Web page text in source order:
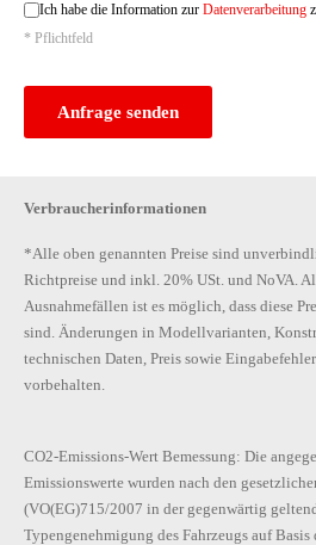
Ich habe die Information zur Datenverarbeitung
* Pflichtfeld
Anfrage senden
Verbraucherinformationen
*Alle oben genannten Preise sind
Richtpreise und inkl. 20% USt. und NoVA.
Ausnahmefällen ist es möglich, dass diese
sind. Änderungen in Modellvarianten,
technischen Daten, Preis sowie
vorbehalten.
CO2-Emissions-Wert Bemessung: Die
Emissionswerte wurden nach den
(VO(EG)715/2007 in der gegenwärtig
Typengenehmigung des Fahrzeugs auf Basis